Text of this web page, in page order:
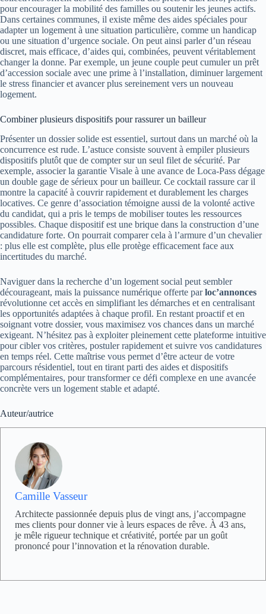
pour encourager la mobilité des familles ou soutenir les jeunes actifs.
Dans certaines communes, il existe même des aides spéciales pour
adapter un logement à une situation particulière, comme un handicap
ou une situation d’urgence sociale. On peut ainsi parler d’un réseau
discret, mais efficace, d’aides qui, combinées, peuvent véritablement
changer la donne. Par exemple, un jeune couple peut cumuler un prêt
d’accession sociale avec une prime à l’installation, diminuer largement
le stress financier et avancer plus sereinement vers un nouveau
logement.
Combiner plusieurs dispositifs pour rassurer un bailleur
Présenter un dossier solide est essentiel, surtout dans un marché où la
concurrence est rude. L’astuce consiste souvent à empiler plusieurs
dispositifs plutôt que de compter sur un seul filet de sécurité. Par
exemple, associer la garantie Visale à une avance de Loca-Pass dégage
un double gage de sérieux pour un bailleur. Ce cocktail rassure car il
montre la capacité à couvrir rapidement et durablement les charges
locatives. Ce genre d’association témoigne aussi de la volonté active
du candidat, qui a pris le temps de mobiliser toutes les ressources
possibles. Chaque dispositif est une brique dans la construction d’une
candidature forte. On pourrait comparer cela à l’armure d’un chevalier
: plus elle est complète, plus elle protège efficacement face aux
incertitudes du marché.
Naviguer dans la recherche d’un logement social peut sembler
décourageant, mais la puissance numérique offerte parloc’annonces
révolutionne cet accès en simplifiant les démarches et en centralisant
les opportunités adaptées à chaque profil. En restant proactif et en
soignant votre dossier, vous maximisez vos chances dans un marché
exigeant. N’hésitez pas à exploiter pleinement cette plateforme intuitive
pour cibler vos critères, postuler rapidement et suivre vos candidatures
en temps réel. Cette maîtrise vous permet d’être acteur de votre
parcours résidentiel, tout en tirant parti des aides et dispositifs
complémentaires, pour transformer ce défi complexe en une avancée
concrète vers un logement stable et adapté.
Auteur/autrice
Camille Vasseur
Architecte passionnée depuis plus de vingt ans, j’accompagne
mes clients pour donner vie à leurs espaces de rêve. À 43 ans,
je mêle rigueur technique et créativité, portée par un goût
prononcé pour l’innovation et la rénovation durable.